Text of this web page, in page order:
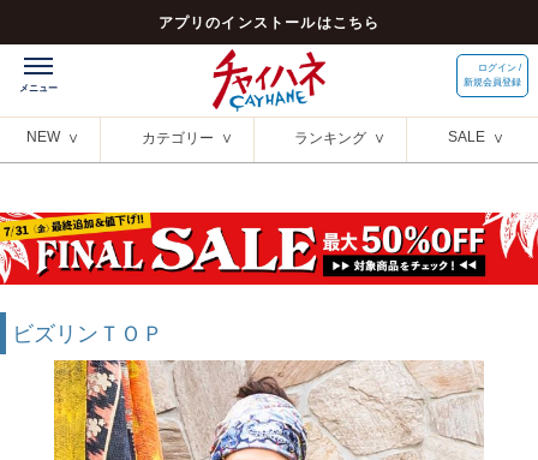
アプリのインストールはこちら
ログイン /
新規会員登録
NEW カテゴリー ランキング SALE
ビズリンＴＯＰ